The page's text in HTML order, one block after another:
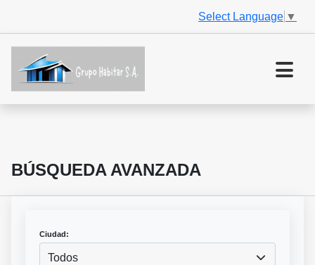
Select Language ▼
BÚSQUEDA AVANZADA
Ciudad:
Todos